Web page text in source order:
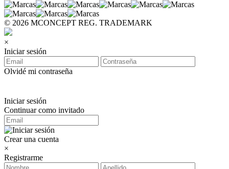
© 2026 MCONCEPT REG. TRADEMARK
×
Iniciar sesión
Olvidé mi contraseña
Iniciar sesión
Continuar como invitado
Crear una cuenta
×
Registrarme